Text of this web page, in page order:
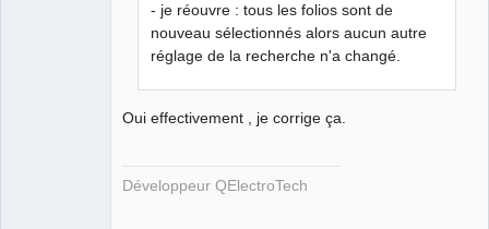
- je réouvre : tous les folios sont de
nouveau sélectionnés alors aucun autre
réglage de la recherche n'a changé.
Oui effectivement , je corrige ça.
Développeur QElectroTech